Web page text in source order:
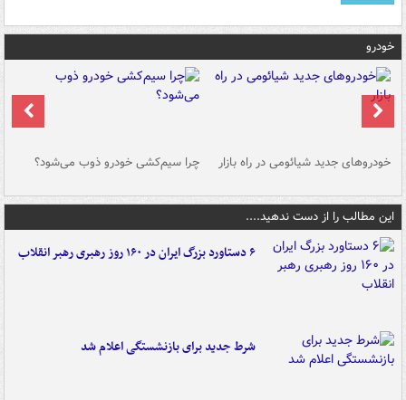
خودرو
خودروهای جدید شیائومی در راه بازار چرا سیم‌کشی خودرو ذوب می‌شود؟
این مطالب را از دست ندهید....
۶ دستاورد بزرگ ایران در ۱۶۰ روز رهبری رهبر انقلاب
شرط جدید برای بازنشستگی اعلام شد